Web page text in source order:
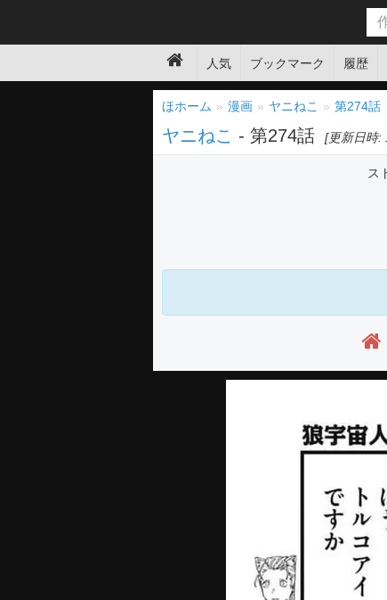
人気 ブックマーク 履歴
ほホーム 漫画 ヤニねこ 第274話
ヤニねこ - 第274話 [更新日時:
ス